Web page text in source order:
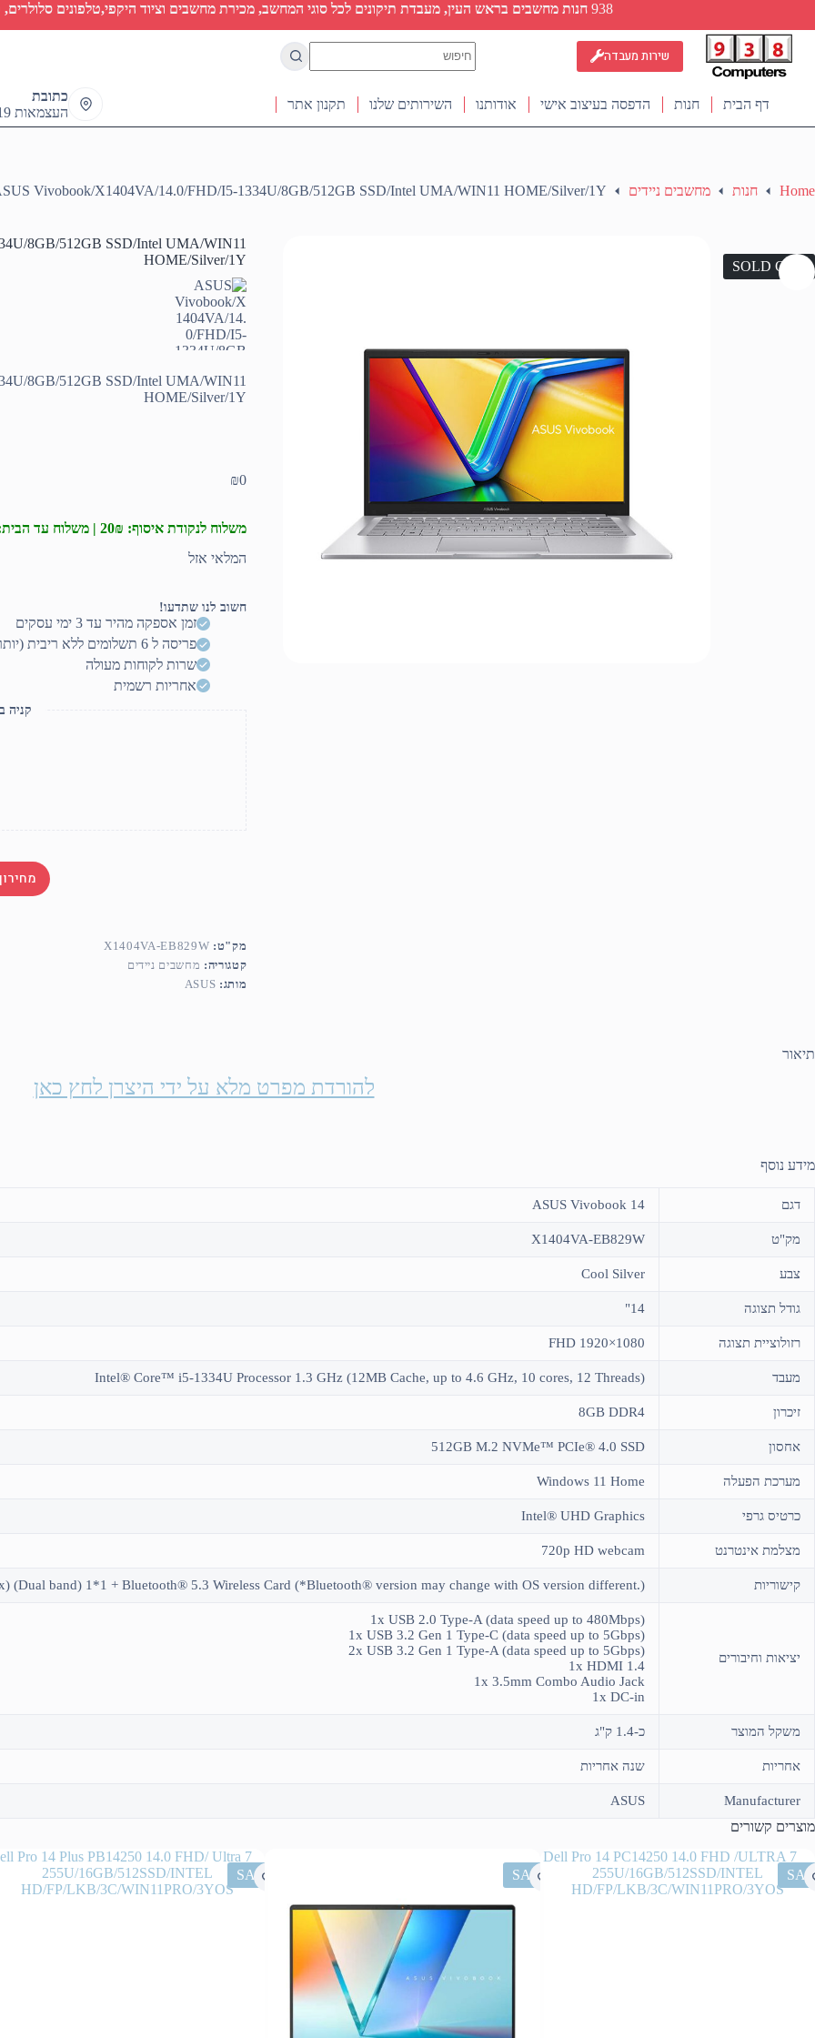
content
938 חנות מחשבים בראש העין, מעבדת תיקונים לכל סוגי המחשב, מכירת מחשבים וציוד היקפי,טלפונים סלולרים,
שירות מעבדה
results
דף הבית
חנות הדפסה בעיצוב אישי אודותנו השירותים שלנו תקנון אתר
כתובת
העצמאות 19 ראש העין
Home חנות מחשבים ניידים Vivobook/X1404VA/14.0/FHD/I5-1334U/8GB/512GB SSD/Intel UMA/WIN11 HOME/Silver/1Y
SOLD OUT
8GB/512GB SSD/Intel UMA/WIN11
HOME/Silver/1Y
8GB/512GB SSD/Intel UMA/WIN11
HOME/Silver/1Y
₪0
משלוח לנקודת איסוף: 20₪ | משלוח עד הבית: 50₪
המלאי אזל
חשוב לנו שתדעו!
זמן אספקה מהיר עד 3 ימי עסקים
פריסה ל 6 תשלומים ללא ריבית (יותר? דברו איתנו)
שרות לקוחות מעולה
אחריות רשמית
קניה
מק"ט: X1404VA-EB829W
קטגוריה: מחשבים ניידים
מותג: ASUS
תיאור
להורדת מפרט מלא על ידי היצרן לחץ כאן
מידע נוסף
דגם ASUS Vivobook 14
מק"ט X1404VA-EB829W
צבע Cool Silver
גודל תצוגה 14"
רזולוציית תצוגה FHD 1920×1080
מעבד Intel® Core™ i5-1334U Processor 1.3 GHz (12MB Cache, up to 4.6 GHz, 10 cores, 12 Threads)
זיכרון 8GB DDR4
אחסון 512GB M.2 NVMe™ PCIe® 4.0 SSD
מערכת הפעלה Windows 11 Home
כרטיס גרפי Intel® UHD Graphics
מצלמת אינטרנט 720p HD webcam
קישוריות (Dual band) 1*1 + Bluetooth® 5.3 Wireless Card (*Bluetooth® version may change with OS version different.)
יציאות וחיבורים
1x USB 2.0 Type-A (data speed up to 480Mbps)
1x USB 3.2 Gen 1 Type-C (data speed up to 5Gbps)
2x USB 3.2 Gen 1 Type-A (data speed up to 5Gbps)
1x HDMI 1.4
1x 3.5mm Combo Audio Jack
1x DC-in
משקל המוצר כ-1.4 ק"ג
אחריות שנה אחריות
Manufacturer
ASUS
מוצרים קשורים
SALE
SALE